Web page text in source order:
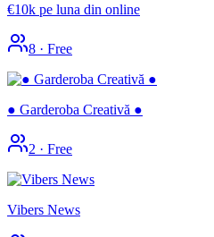
€10k pe luna din online
8 · Free
● Garderoba Creativă ●
2 · Free
Vibers News